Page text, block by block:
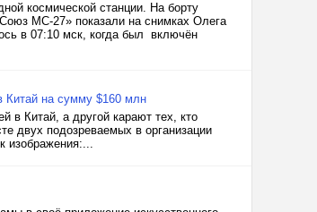
космической станции. На борту
МС-27» показали на снимках Олега
в 07:10 мск, когда был включён
Китай на сумму $160 млн
в Китай, а другой карают тех, кто
двух подозреваемых в организации
изображения:...